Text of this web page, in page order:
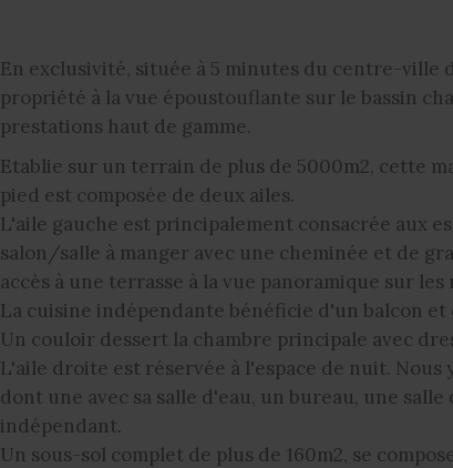
En exclusivité, située à 5 minutes du centre-ville
propriété à la vue époustouflante sur le bassin
prestations haut de gamme.
Etablie sur un terrain de plus de 5000m2, cette
pied est composée de deux ailes.
L'aile gauche est principalement consacrée aux
salon/salle à manger avec une cheminée et de
accès à une terrasse à la vue panoramique sur les
La cuisine indépendante bénéficie d'un balcon et
Un couloir dessert la chambre principale avec
L'aile droite est réservée à l'espace de nuit. Nous
dont une avec sa salle d'eau, un bureau, une
indépendant.
Un sous-sol complet de plus de 160m2, se